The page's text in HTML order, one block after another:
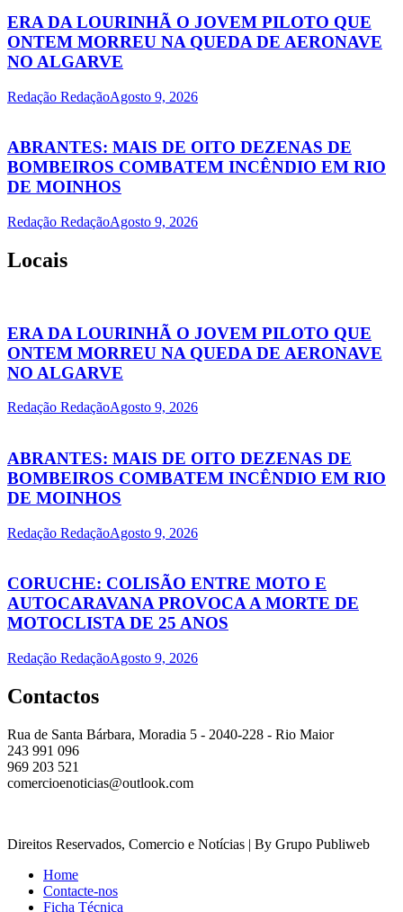
ERA DA LOURINHÃ O JOVEM PILOTO QUE
ONTEM MORREU NA QUEDA DE AERONAVE
NO ALGARVE
Redação RedaçãoAgosto 9, 2026
ABRANTES: MAIS DE OITO DEZENAS DE
BOMBEIROS COMBATEM INCÊNDIO EM RIO
DE MOINHOS
Redação RedaçãoAgosto 9, 2026
Locais
ERA DA LOURINHÃ O JOVEM PILOTO QUE
ONTEM MORREU NA QUEDA DE AERONAVE
NO ALGARVE
Redação RedaçãoAgosto 9, 2026
ABRANTES: MAIS DE OITO DEZENAS DE
BOMBEIROS COMBATEM INCÊNDIO EM RIO
DE MOINHOS
Redação RedaçãoAgosto 9, 2026
CORUCHE: COLISÃO ENTRE MOTO E
AUTOCARAVANA PROVOCA A MORTE DE
MOTOCLISTA DE 25 ANOS
Redação RedaçãoAgosto 9, 2026
Contactos
Rua de Santa Bárbara, Moradia 5 - 2040-228 - Rio Maior
243 991 096
969 203 521
comercioenoticias@outlook.com
Direitos Reservados, Comercio e Notícias | By Grupo Publiweb
Home
Contacte-nos
Ficha Técnica